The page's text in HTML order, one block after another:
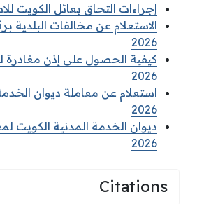
إجراءات التحاق بعائل الكويت
الاستعلام عن مخالفات البلدية
2026
كيفية الحصول على إذن مغادرة
2026
استعلام عن معاملة ديوان
2026
ديوان الخدمة المدنية الكويت
2026
Citations